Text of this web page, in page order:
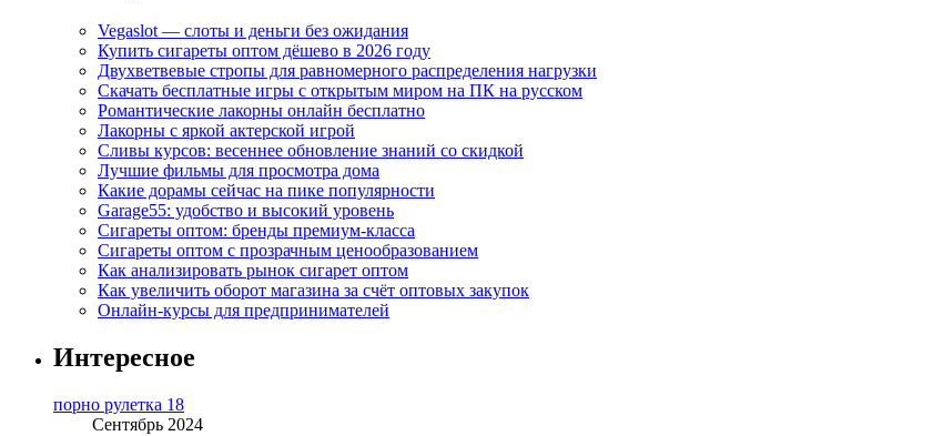
Vegaslot — слоты и деньги без ожидания
Купить сигареты оптом дёшево в 2026 году
Двухветвевые стропы для равномерного распределения нагрузки
Скачать бесплатные игры с открытым миром на ПК на русском
Романтические лакорны онлайн бесплатно
Лакорны с яркой актерской игрой
Сливы курсов: весеннее обновление знаний со скидкой
Лучшие фильмы для просмотра дома
Какие дорамы сейчас на пике популярности
Garage55: удобство и высокий уровень
Сигареты оптом: бренды премиум-класса
Сигареты оптом с прозрачным ценообразованием
Как анализировать рынок сигарет оптом
Как увеличить оборот магазина за счёт оптовых закупок
Онлайн-курсы для предпринимателей
Интересное
порно рулетка 18
Сентябрь 2024